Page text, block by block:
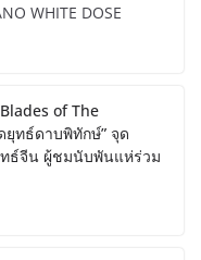
WHITE DOSE
of The
ยุทธ์ดาบพิทักษ์” จุด
ธ์จีน ผู้ชมนับพันแห่ร่วม